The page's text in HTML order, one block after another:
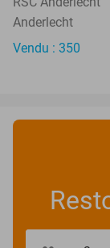
Anderlecht
Vendu : 350